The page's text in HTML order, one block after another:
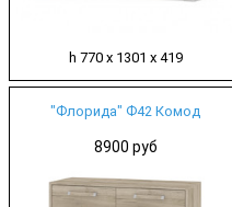
h 770 х 1301 х 419
"Флорида" Ф42 Комод
8900 руб